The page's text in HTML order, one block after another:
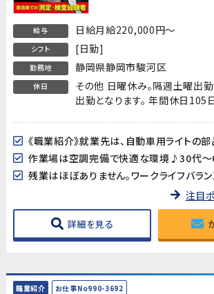
給与 日給月給220,000円～
シフト [日勤]
勤務地 静岡県静岡市駿河区
休日
その他 日曜休み。隔週土曜出
出勤となります。 年間休日105
注目
詳細を見る
職業紹介 お仕事No990-3692